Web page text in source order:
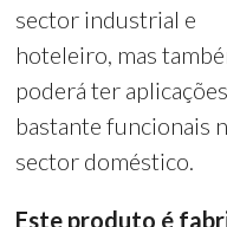
sector industrial e
hoteleiro, mas
poderá ter aplicações
bastante funcionais
sector doméstico.
Este produto é